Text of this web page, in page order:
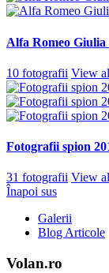
Alfa Romeo
10 fotografii View
Fotografii spion
31 fotografii View
Înapoi sus
Galerii
Blog Articole
Volan.ro